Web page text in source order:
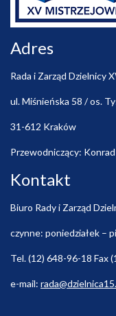
Adres
Rada i Zarząd Dzielnicy
ul. Miśnieńska 58 / os.
31-612 Kraków
Przewodniczący:
Kontakt
Biuro Rady i Zarząd
czynne: poniedziałek –
Tel. (12) 648-96-18 Fax
e-mail: